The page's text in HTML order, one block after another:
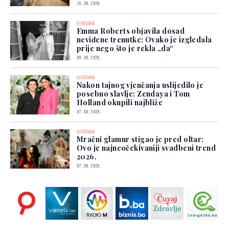
10. 08. 2026.
VJENČANJA
Emma Roberts objavila dosad
neviđene trenutke: Ovako je izgledala
prije nego što je rekla „da“
09. 08. 2026.
VJENČANJA
Nakon tajnog vjenčanja uslijedilo je
posebno slavlje: Zendaya i Tom
Holland okupili najbliže
07. 08. 2026.
VJENČANJA
Mračni glamur stigao je pred oltar:
Ovo je najneočekivaniji svadbeni trend
2026.
07. 08. 2026.